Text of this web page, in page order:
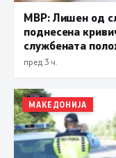
МВР: Лишен од
поднесена
службената
пред 3 ч.
МАКЕДОНИЈА